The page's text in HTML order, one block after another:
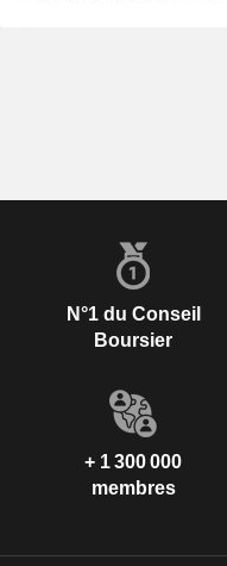
N°1 du Conseil
Boursier
+ 1 300 000
membres